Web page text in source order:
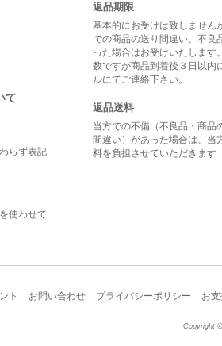
て
らず表記
使わせて
返品期限
基本的にお受けは致しません
での商品の送り間違い、不良
った場合はお受けいたします
数ですが商品到着後３日以内
ルにてご連絡下さい。
返品送料
当方での不備（不良品・商品
間違い）があった場合は、当
料を負担させていただきます
ト お問い合わせ プライバシーポリシー お
Copyright